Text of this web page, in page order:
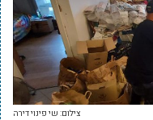
צילום: שי פינוי דירה